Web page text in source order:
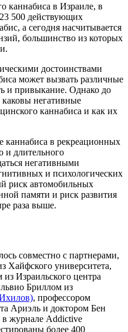
каннабиса в Израиле, в
500 действующих
а сегодня насчитывается
большинство из которых
достоинствами
может вызвать различные
и привыкание. Однако до
негативные
каннабиса и как их
каннабиса в рекреационных
и длительного
негативными
и психологических
риск автомобильных
памяти и риск развития
раза выше.
совместно с партнерами,
университета,
Израильского центра
Бриллом из
, профессором
Ариэль и доктором Бен
журнале Addictive
более 400